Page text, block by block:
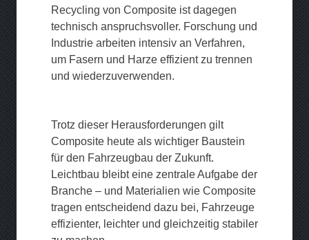
Recycling von Composite ist dagegen
technisch anspruchsvoller. Forschung und
Industrie arbeiten intensiv an Verfahren,
um Fasern und Harze effizient zu trennen
und wiederzuverwenden.
Trotz dieser Herausforderungen gilt
Composite heute als wichtiger Baustein
für den Fahrzeugbau der Zukunft.
Leichtbau bleibt eine zentrale Aufgabe der
Branche – und Materialien wie Composite
tragen entscheidend dazu bei, Fahrzeuge
effizienter, leichter und gleichzeitig stabiler